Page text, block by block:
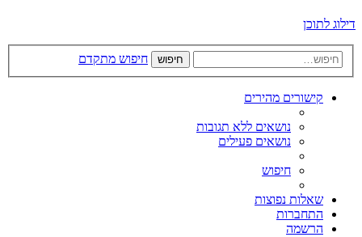
דילוג לתוכן
חיפוש חיפוש מתקדם
קישורים מהירים
נושאים ללא תגובות
נושאים פעילים
חיפוש
שאלות נפוצות
התחברות
הרשמה